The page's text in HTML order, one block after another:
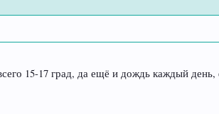
15-17 град, да ещё и дождь каждый